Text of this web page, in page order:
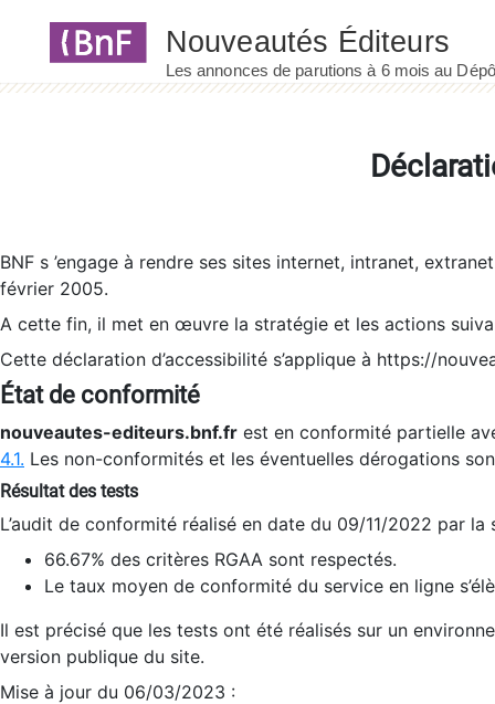
BNF s ’engage à rendre ses sites internet, intranet,
février 2005.
A cette fin, il met en œuvre la stratégie et les actions
Cette déclaration d’accessibilité s’applique à https://
État de conformité
nouveautes-editeurs.bnf.fr est en conformité partielle
4.1. Les non-conformités et les éventuelles dérogations
Résultat des tests
L’audit de conformité réalisé en date du 09/11/2022 par
66.67% des critères RGAA sont respectés.
Le taux moyen de conformité du service en ligne
Il est précisé que les tests ont été réalisés sur un
version publique du site.
Mise à jour du 06/03/2023 :